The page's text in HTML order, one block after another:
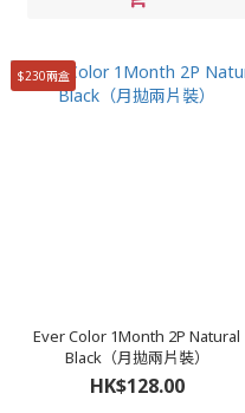
$230兩盒
Ever Color 1Month 2P Natural
Black（月拋兩片裝）
HK$128.00